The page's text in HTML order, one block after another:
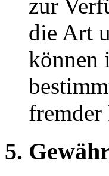
zur
die Art
können
fremder
5.